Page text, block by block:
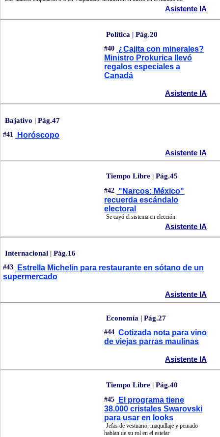
Asistente IA
Política | Pág.20
#40 ¿Cajita con minerales?
Ministro Prokurica llevó
regalos especiales a
Canadá
Asistente IA
Bajativo | Pág.47
#41 Horóscopo
Asistente IA
Tiempo Libre | Pág.45
#42 "Narcos: México"
recuerda escándalo
electoral
Se cayó el sistema en elección
Asistente IA
Internacional | Pág.16
#43
Estrella Michelin para restaurante en sótano de un
supermercado
Asistente IA
Economía | Pág.27
#44 Cotizada nota para vino
de viejas parras maulinas
Asistente IA
Tiempo Libre | Pág.40
#45
El programa tiene
38.000 cristales Swarovski
para usar en looks
Jefas de vestuario, maquillaje y peinado
hablan de su rol en el estelar